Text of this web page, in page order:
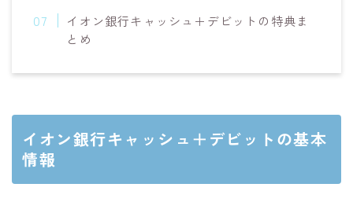
イオン銀行キャッシュ＋デビットの特典ま
とめ
イオン銀行キャッシュ＋デビットの基本
情報